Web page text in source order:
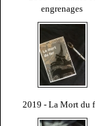
engrenages
2019 - La Mort du